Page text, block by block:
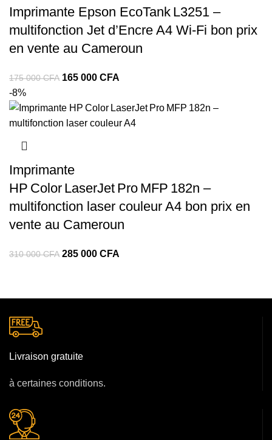
Imprimante Epson EcoTank L3251 –
multifonction Jet d’Encre A4 Wi‑Fi bon prix
en vente au Cameroun
175 000CFA 165 000 CFA
-8%
Imprimante
HP Color LaserJet Pro MFP 182n –
multifonction laser couleur A4 bon prix en
vente au Cameroun
310 000CFA 285 000 CFA
Livraison gratuite
à certaines conditions.